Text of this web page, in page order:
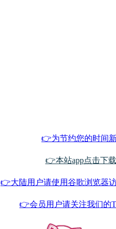
👉为节约您的时间
👉本站app点击下
👉大陆用户请使用谷歌浏览器
👉会员用户请关注我们的